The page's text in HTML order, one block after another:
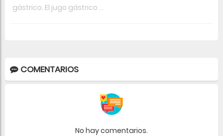
gástrico. El jugo gástrico ...
COMENTARIOS
No hay comentarios.